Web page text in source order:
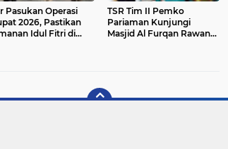
Pasukan Operasi
2026, Pastikan
Idul Fitri di
TSR Tim II Pemko
Pariaman Kunjungi
Masjid Al Furqan Rawang,